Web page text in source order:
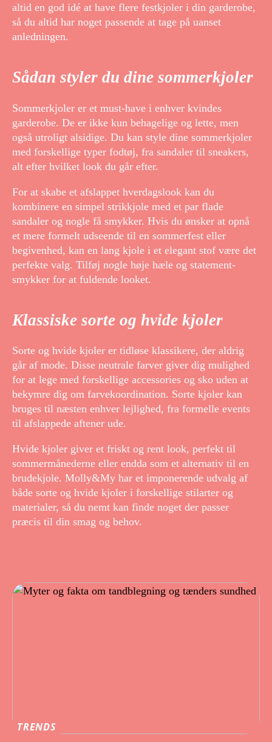
altid en god idé at have flere festkjoler i din garderobe,
så du altid har noget passende at tage på uanset
anledningen.
Sådan styler du dine sommerkjoler
Sommerkjoler er et must-have i enhver kvindes
garderobe. De er ikke kun behagelige og lette, men
også utroligt alsidige. Du kan style dine sommerkjoler
med forskellige typer fodtøj, fra sandaler til sneakers,
alt efter hvilket look du går efter.
For at skabe et afslappet hverdagslook kan du
kombinere en simpel strikkjole med et par flade
sandaler og nogle få smykker. Hvis du ønsker at opnå
et mere formelt udseende til en sommerfest eller
begivenhed, kan en lang kjole i et elegant stof være det
perfekte valg. Tilføj nogle høje hæle og statement-
smykker for at fuldende looket.
Klassiske sorte og hvide kjoler
Sorte og hvide kjoler er tidløse klassikere, der aldrig
går af mode. Disse neutrale farver giver dig mulighed
for at lege med forskellige accessories og sko uden at
bekymre dig om farvekoordination. Sorte kjoler kan
bruges til næsten enhver lejlighed, fra formelle events
til afslappede aftener ude.
Hvide kjoler giver et friskt og rent look, perfekt til
sommermånederne eller endda som et alternativ til en
brudekjole. Molly&My har et imponerende udvalg af
både sorte og hvide kjoler i forskellige stilarter og
materialer, så du nemt kan finde noget der passer
præcis til din smag og behov.
TRENDS